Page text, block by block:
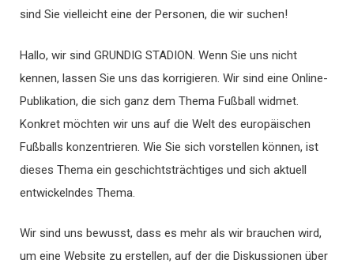
sind Sie vielleicht eine der Personen, die wir suchen!
Hallo, wir sind GRUNDIG STADION. Wenn Sie uns nicht
kennen, lassen Sie uns das korrigieren. Wir sind eine Online-
Publikation, die sich ganz dem Thema Fußball widmet.
Konkret möchten wir uns auf die Welt des europäischen
Fußballs konzentrieren. Wie Sie sich vorstellen können, ist
dieses Thema ein geschichtsträchtiges und sich aktuell
entwickelndes Thema.
Wir sind uns bewusst, dass es mehr als wir brauchen wird,
um eine Website zu erstellen, auf der die Diskussionen über